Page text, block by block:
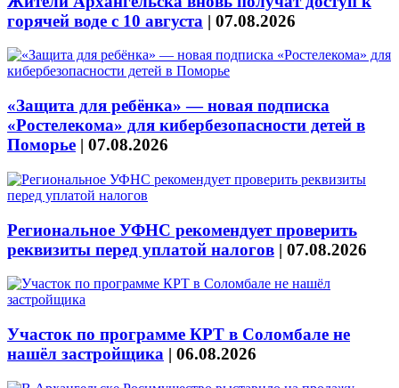
горячей воде с 10 августа | 07.08.2026
«Защита для ребёнка» — новая подписка
«Ростелекома» для кибербезопасности детей в
Поморье | 07.08.2026
Региональное УФНС рекомендует проверить
реквизиты перед уплатой налогов | 07.08.2026
Участок по программе КРТ в Соломбале не
нашёл застройщика | 06.08.2026